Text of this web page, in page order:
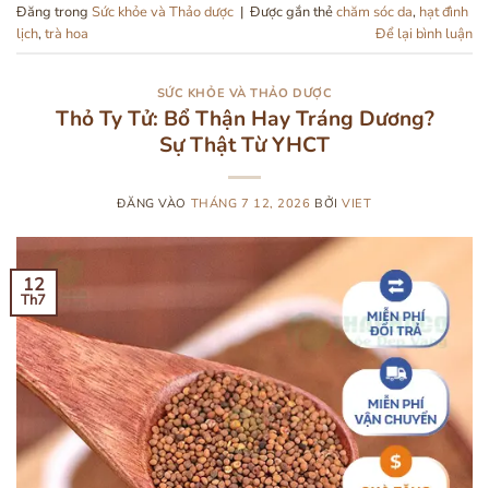
Đăng trong Sức khỏe và Thảo dược | Được gắn thẻchăm sóc da, hạt đình
lịch, trà hoa Để lại bình luận
SỨC KHỎE VÀ THẢO DƯỢC
Thỏ Ty Tử: Bổ Thận Hay Tráng Dương?
Sự Thật Từ YHCT
ĐĂNG VÀO THÁNG 7 12, 2026 BỞIVIET
12
Th7